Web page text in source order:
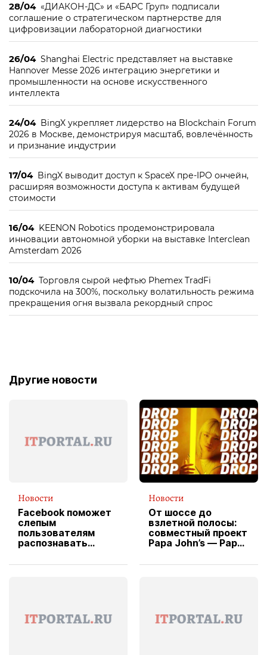
28/04 «ДИАКОН-ДС» и «БАРС Груп» подписали
соглашение о стратегическом партнерстве для
цифровизации лабораторной диагностики
26/04 Shanghai Electric представляет на выставке
Hannover Messe 2026 интеграцию энергетики и
промышленности на основе искусственного
интеллекта
24/04 BingX укрепляет лидерство на Blockchain Forum
2026 в Москве, демонстрируя масштаб, вовлечённость
и признание индустрии
17/04 BingX выводит доступ к SpaceX пре-IPO ончейн,
расширяя возможности доступа к активам будущей
стоимости
16/04 KEENON Robotics продемонстрировала
инновации автономной уборки на выставке Interclean
Amsterdam 2026
10/04 Торговля сырой нефтью Phemex TradFi
подскочила на 300%, поскольку волатильность режима
прекращения огня вызвала рекордный спрос
Другие новости
Новости
Facebook поможет
слепым
пользователям
распознавать
Новости
От шоссе до
взлетной полосы:
совместный проект
Papa John’s — Papa
вводит